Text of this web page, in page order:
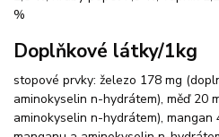
%
Doplňkové látky/1kg
stopové prvky: železo 178 mg
aminokyselin n-hydrátem), měď 20
aminokyselin n-hydrátem),